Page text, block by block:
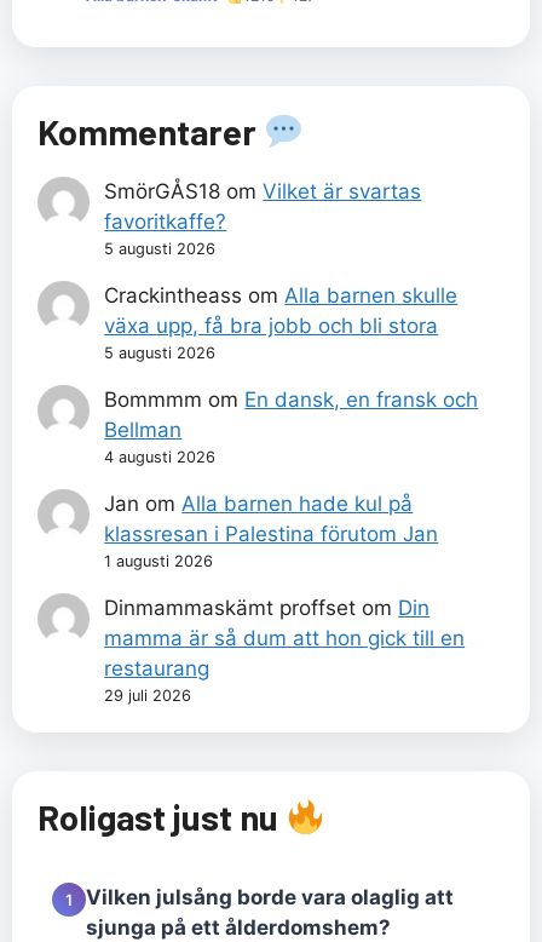
Kommentarer
SmörGÅS18 omVilket är svartas
favoritkaffe?
5 augusti 2026
Crackintheass om Alla barnen skulle
växa upp, få bra jobb och bli stora
5 augusti 2026
Bommmm om En dansk, en fransk och
Bellman
4 augusti 2026
Jan om Alla barnen hade kul på
klassresan i Palestina förutom Jan
1 augusti 2026
Dinmammaskämt proffset om Din
mamma är så dum att hon gick till en
restaurang
29 juli 2026
Roligast just nu
1
Vilken julsång borde vara olaglig att
sjunga på ett ålderdomshem?